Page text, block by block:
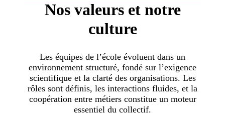
Nos valeurs et notre
culture
Les équipes de l’école évoluent dans un
environnement structuré, fondé sur l’exigence
scientifique et la clarté des organisations. Les
rôles sont définis, les interactions fluides, et la
coopération entre métiers constitue un moteur
essentiel du collectif.